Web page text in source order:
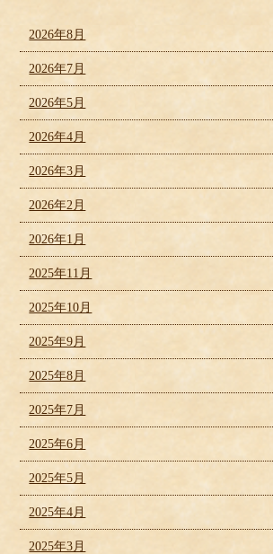
2026年8月
2026年7月
2026年5月
2026年4月
2026年3月
2026年2月
2026年1月
2025年11月
2025年10月
2025年9月
2025年8月
2025年7月
2025年6月
2025年5月
2025年4月
2025年3月